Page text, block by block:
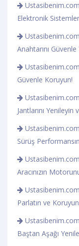
Elektronik
Anahtarını
Güvenle Koruyun!
Jantlarını Yenileyin
Sürüş
Aracınızın
Parlatın ve
Baştan Aşağı